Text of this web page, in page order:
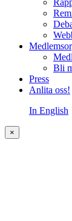
Bli
Press
Anlita oss!
In English
×